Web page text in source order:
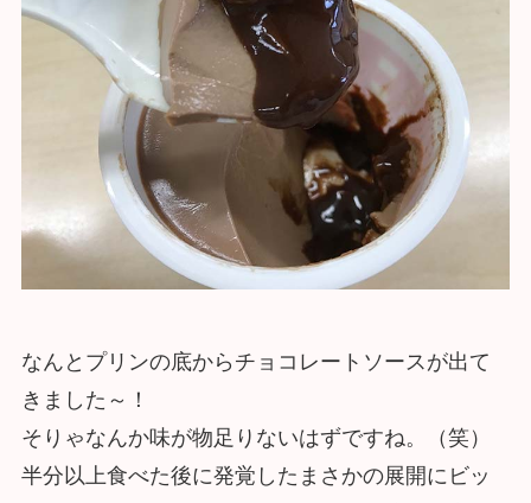
なんとプリンの底からチョコレートソースが出て
きました～！
そりゃなんか味が物足りないはずですね。（笑）
半分以上食べた後に発覚したまさかの展開にビッ